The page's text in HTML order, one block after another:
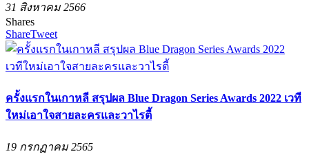
31 สิงหาคม 2566
Shares
ShareTweet
ครั้งแรกในเกาหลี สรุปผล Blue Dragon Series Awards 2022 เวที
ใหม่เอาใจสายละครและวาไรตี้
19 กรกฏาคม 2565